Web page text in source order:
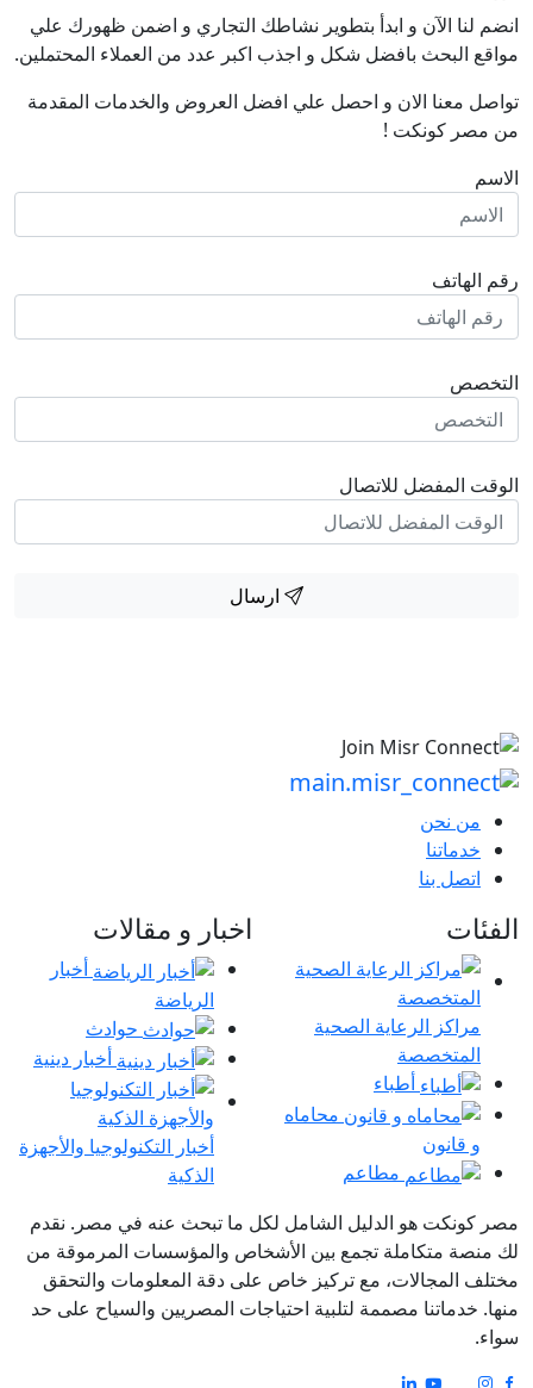
انضم لنا اﻵن و ابدأ بتطوير نشاطك التجاري و اضمن ظهورك علي
مواقع البحث بافضل شكل و اجذب اكبر عدد من العملاء المحتملين.
تواصل معنا الان و احصل علي افضل العروض والخدمات المقدمة
من مصر كونكت !
الاسم
رقم الهاتف
التخصص
الوقت المفضل للاتصال
ارسال
من نحن
خدماتنا
اتصل بنا
الفئات
مراكز الرعاية الصحية
المتخصصة
أطباء
محاماه
و قانون
مطاعم
اخبار و مقالات
أخبار
الرياضة
حوادث
أخبار دينية
أخبار التكنولوجيا والأجهزة
الذكية
مصر كونكت هو الدليل الشامل لكل ما تبحث عنه في مصر. نقدم
لك منصة متكاملة تجمع بين الأشخاص والمؤسسات المرموقة من
مختلف المجالات، مع تركيز خاص على دقة المعلومات والتحقق
منها. خدماتنا مصممة لتلبية احتياجات المصريين والسياح على حد
سواء.